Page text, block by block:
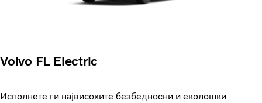
Volvo FL Electric
Исполнете ги највисоките безбедносни и еколошки